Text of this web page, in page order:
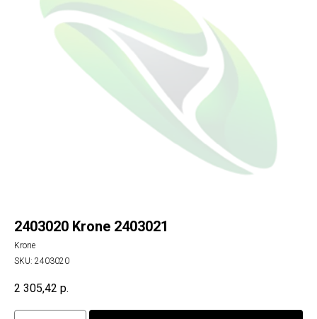
2403020 Krone 2403021
Krone
SKU: 2403020
2 305,42 р.